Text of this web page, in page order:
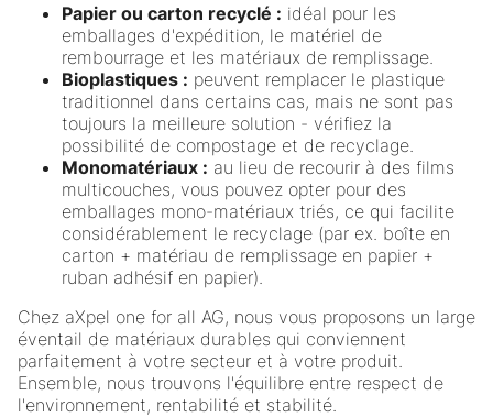
Papier ou carton recyclé : idéal pour les
emballages d'expédition, le matériel de
rembourrage et les matériaux de remplissage.
Bioplastiques : peuvent remplacer le plastique
traditionnel dans certains cas, mais ne sont pas
toujours la meilleure solution - vérifiez la
possibilité de compostage et de recyclage.
Monomatériaux : au lieu de recourir à des films
multicouches, vous pouvez opter pour des
emballages mono-matériaux triés, ce qui facilite
considérablement le recyclage (par ex. boîte en
carton + matériau de remplissage en papier +
ruban adhésif en papier).
Chez aXpel one for all AG, nous vous proposons un large
éventail de matériaux durables qui conviennent
parfaitement à votre secteur et à votre produit.
Ensemble, nous trouvons l'équilibre entre respect de
l'environnement, rentabilité et stabilité.